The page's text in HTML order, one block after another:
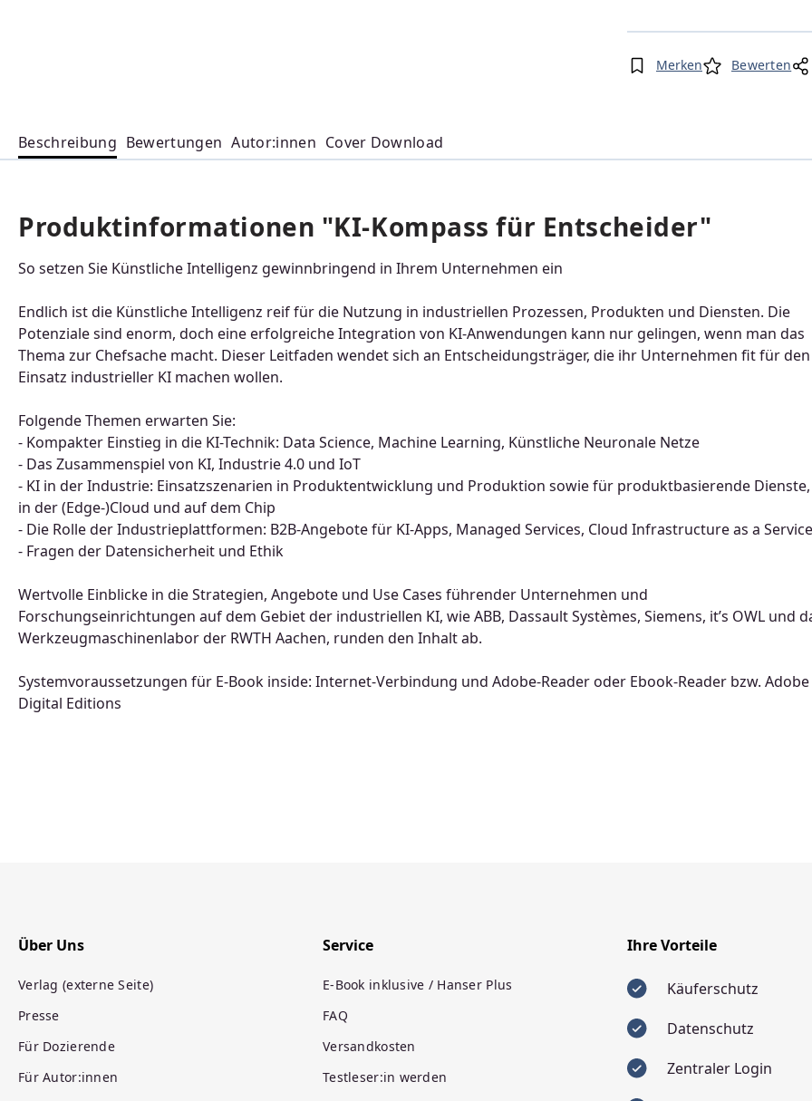
Merken Bewerten
Beschreibung Bewertungen Autor:innen Cover Download
Produktinformationen "KI-Kompass für Entscheider"
So setzen Sie Künstliche Intelligenz gewinnbringend in Ihrem Unternehmen ein
Endlich ist die Künstliche Intelligenz reif für die Nutzung in industriellen Prozessen, Produkten und Diensten. Die
Potenziale sind enorm, doch eine erfolgreiche Integration von KI-Anwendungen kann nur gelingen, wenn man das
Thema zur Chefsache macht. Dieser Leitfaden wendet sich an Entscheidungsträger, die ihr Unternehmen fit für den
Einsatz industrieller KI machen wollen.
Folgende Themen erwarten Sie:
- Kompakter Einstieg in die KI-Technik: Data Science, Machine Learning, Künstliche Neuronale Netze
- Das Zusammenspiel von KI, Industrie 4.0 und IoT
- KI in der Industrie: Einsatzszenarien in Produktentwicklung und Produktion sowie für produktbasierende Dienste,
in der (Edge-)Cloud und auf dem Chip
- Die Rolle der Industrieplattformen: B2B-Angebote für KI-Apps, Managed Services, Cloud Infrastructure as a Service
- Fragen der Datensicherheit und Ethik
Wertvolle Einblicke in die Strategien, Angebote und Use Cases führender Unternehmen und
Forschungseinrichtungen auf dem Gebiet der industriellen KI, wie ABB, Dassault Systèmes, Siemens, it’s OWL und
Werkzeugmaschinenlabor der RWTH Aachen, runden den Inhalt ab.
Systemvoraussetzungen für E-Book inside: Internet-Verbindung und Adobe-Reader oder Ebook-Reader bzw. Adobe
Digital Editions
Über Uns
Verlag (externe Seite)
Presse
Für Dozierende
Für Autor:innen
Service
E-Book inklusive / Hanser Plus
FAQ
Versandkosten
Testleser:in werden
Ihre Vorteile
Käuferschutz
Datenschutz
Zentraler Login